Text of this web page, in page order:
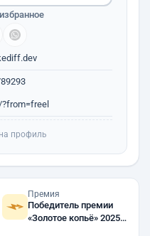
профиль
Премия
Победитель премии
«Золотое копьё» 2025,